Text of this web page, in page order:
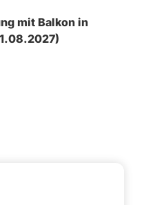
mit Balkon in